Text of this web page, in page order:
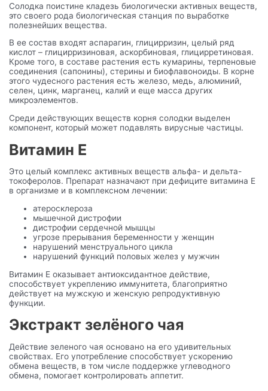
Солодка поистине кладезь биологически активных веществ,
это своего рода биологическая станция по выработке
полезнейших вещества.
В ее состав входят аспарагин, глицирризин, целый ряд
кислот – глицирризиновая, аскорбиновая, глицирретиновая.
Кроме того, в составе растения есть кумарины, терпеновые
соединения (сапонины), стерины и биофлавоноиды. В корне
этого чудесного растения есть железо, медь, алюминий,
селен, цинк, марганец, калий и еще масса других
микроэлементов.
Среди действующих веществ корня солодки выделен
компонент, который может подавлять вирусные частицы.
Витамин Е
Это целый комплекс активных веществ альфа- и дельта-
токоферолов. Препарат назначают при дефиците витамина Е
в организме и в комплексном лечении:
атеросклероза
мышечной дистрофии
дистрофии сердечной мышцы
угрозе прерывания беременности у женщин
нарушений менструального цикла
нарушений функций половых желез у мужчин
Витамин Е оказывает антиоксидантное действие,
способствует укреплению иммунитета, благоприятно
действует на мужскую и женскую репродуктивную
функции.
Экстракт зелёного чая
Действие зеленого чая основано на его удивительных
свойствах. Его употребление способствует ускорению
обмена веществ, в том числе поддержке углеводного
обмена, помогает контролировать аппетит.